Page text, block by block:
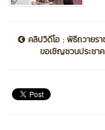
คลิปวิดีโอ : พิธีถวายรา
ขอเชิญชวนประชา